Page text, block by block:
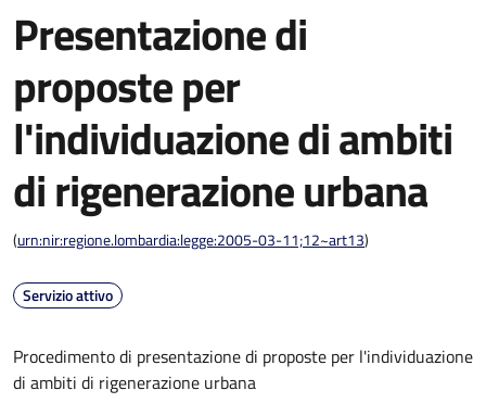
Presentazione di
proposte per
l'individuazione di ambiti
di rigenerazione urbana
(urn:nir:regione.lombardia:legge:2005-03-11;12~art13)
Servizio attivo
Procedimento di presentazione di proposte per l'individuazione
di ambiti di rigenerazione urbana